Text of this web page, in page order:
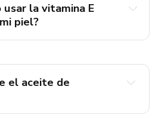
usar la vitamina E
piel?
el aceite de